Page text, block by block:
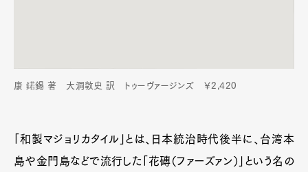
康 鍩錫 著 大洞敦史 訳 トゥーヴァージンズ ￥2,420
「和製マジョリカタイル」とは、日本統治時代後半に、台湾本
島や金門島などで流行した「花磚（ファーズァン）」という名の